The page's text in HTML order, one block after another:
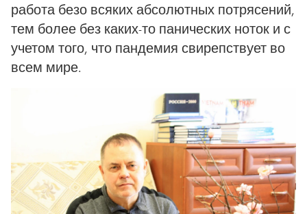
работа безо всяких абсолютных потрясений,
тем более без каких-то панических ноток и с
учетом того, что пандемия свирепствует во
всем мире.